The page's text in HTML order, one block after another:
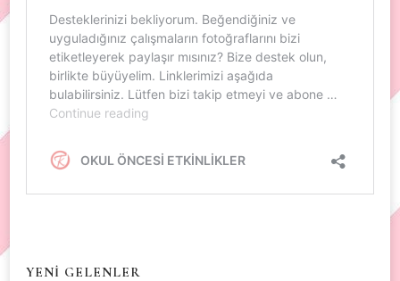
YENİ GELENLER